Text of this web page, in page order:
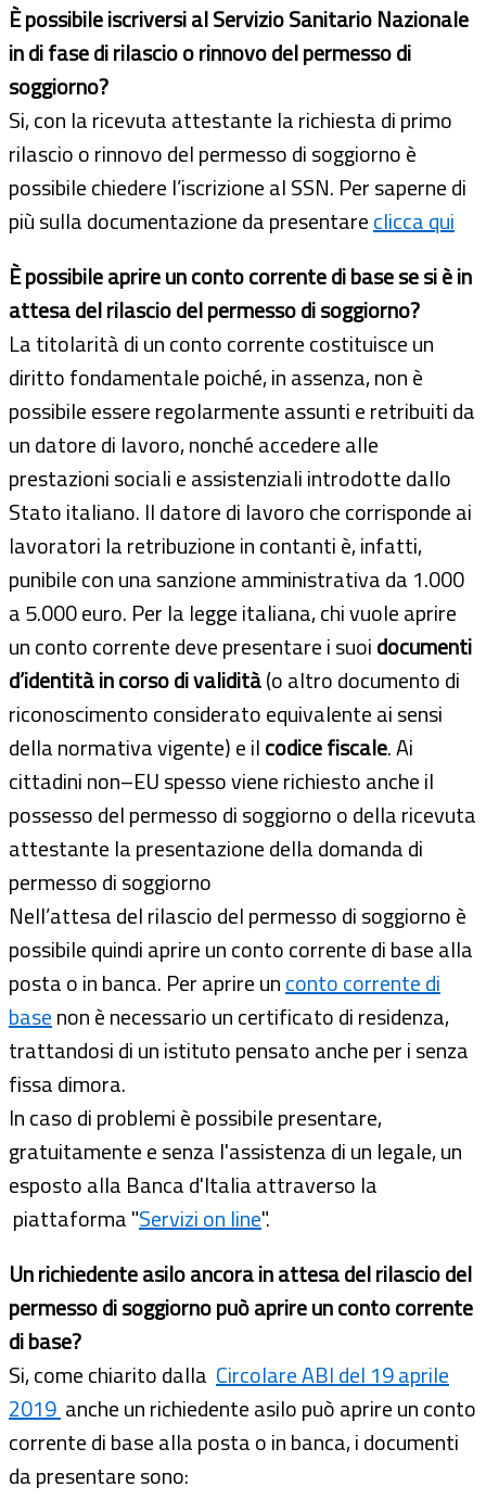
È possibile iscriversi al Servizio Sanitario Nazionale
in di fase di rilascio o rinnovo del permesso di
soggiorno?
Si, con la ricevuta attestante la richiesta di primo
rilascio o rinnovo del permesso di soggiorno è
possibile chiedere l’iscrizione al SSN. Per saperne di
più sulla documentazione da presentareclicca qui
È possibile aprire un conto corrente di base se si è in
attesa del rilascio del permesso di soggiorno?
La titolarità di un conto corrente costituisce un
diritto fondamentale poiché, in assenza, non è
possibile essere regolarmente assunti e retribuiti da
un datore di lavoro, nonché accedere alle
prestazioni sociali e assistenziali introdotte dallo
Stato italiano. Il datore di lavoro che corrisponde ai
lavoratori la retribuzione in contanti è, infatti,
punibile con una sanzione amministrativa da 1.000
a 5.000 euro. Per la legge italiana, chi vuole aprire
un conto corrente deve presentare i suoidocumenti
d’identità in corso di validità(o altro documento di
riconoscimento considerato equivalente ai sensi
della normativa vigente) e ilcodice fiscale. Ai
cittadini non–EU spesso viene richiesto anche il
possesso del permesso di soggiorno o della ricevuta
attestante la presentazione della domanda di
permesso di soggiorno
Nell’attesa del rilascio del permesso di soggiorno è
possibile quindi aprire un conto corrente di base alla
posta o in banca. Per aprire unconto corrente di
basenon è necessario un certificato di residenza,
trattandosi di un istituto pensato anche per i senza
fissa dimora.
In caso di problemi è possibile presentare,
gratuitamente e senza l'assistenza di un legale, un
esposto alla Banca d'Italia attraverso la
piattaforma "Servizi on line".
Un richiedente asilo ancora in attesa del rilascio del
permesso di soggiorno può aprire un conto corrente
di base?
Si, come chiarito dalla Circolare ABI del 19 aprile
2019 anche un richiedente asilo può aprire un conto
corrente di base alla posta o in banca, i documenti
da presentare sono: